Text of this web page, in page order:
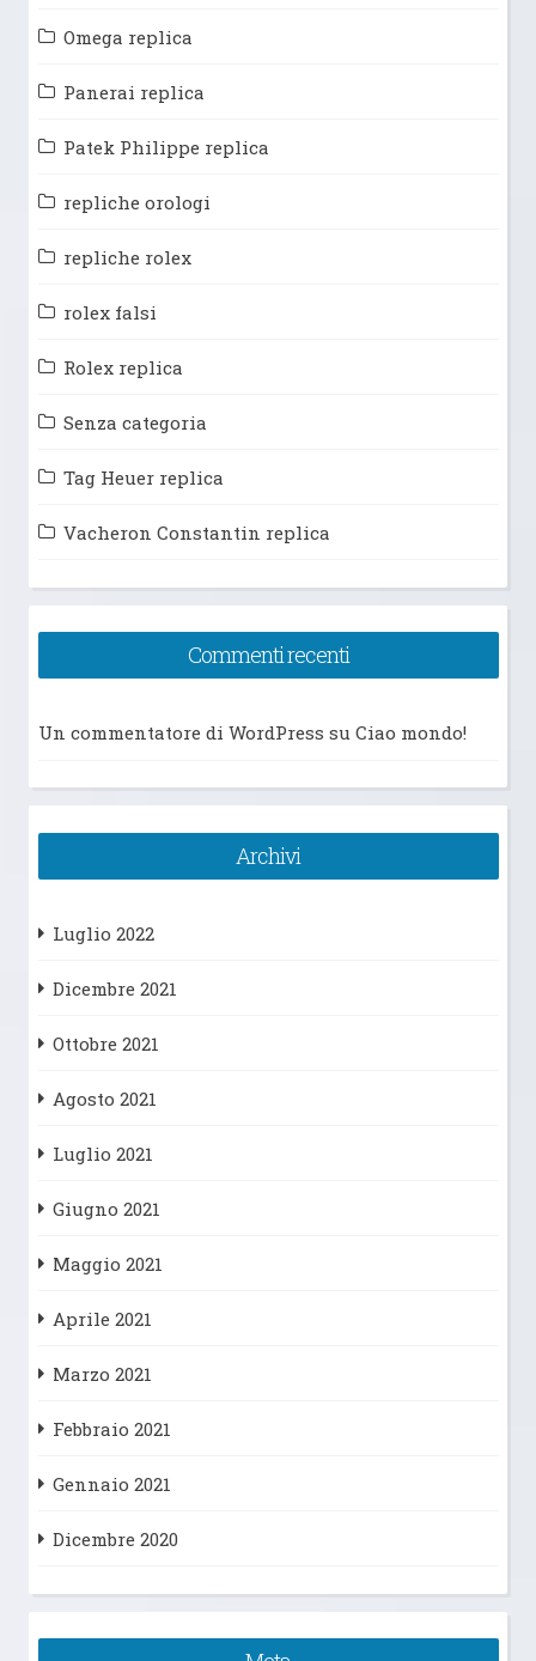
Omega replica
Panerai replica
Patek Philippe replica
repliche orologi
repliche rolex
rolex falsi
Rolex replica
Senza categoria
Tag Heuer replica
Vacheron Constantin replica
Commenti recenti
Un commentatore di WordPress su Ciao mondo!
Archivi
Luglio 2022
Dicembre 2021
Ottobre 2021
Agosto 2021
Luglio 2021
Giugno 2021
Maggio 2021
Aprile 2021
Marzo 2021
Febbraio 2021
Gennaio 2021
Dicembre 2020